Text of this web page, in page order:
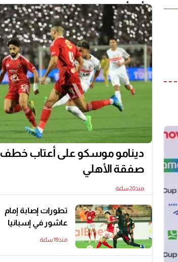
أخر أسبوع
دينامو موسكو على أعتاب خطف
صفقة الأهلي
منذ20 ساعة
تطورات إصابة إمام
عاشور في إسبانيا
منذ19 ساعة